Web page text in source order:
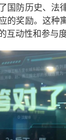
国防历史、法
的奖励。这种
互动性和参与度